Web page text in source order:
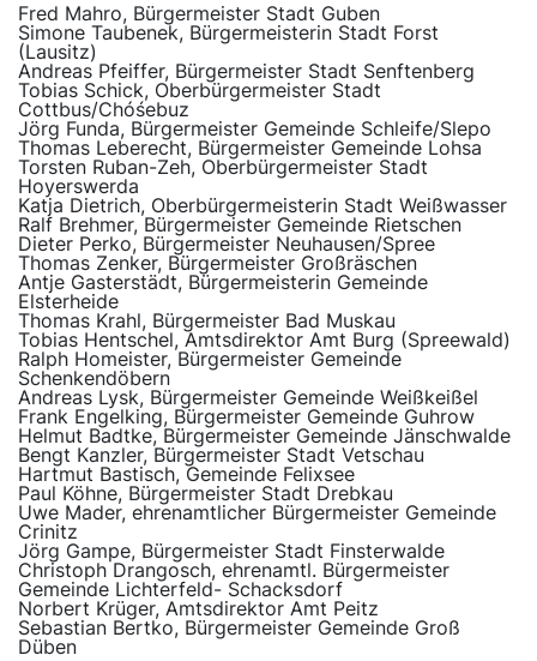
Fred Mahro, Bürgermeister Stadt Guben
Simone Taubenek, Bürgermeisterin Stadt Forst
(Lausitz)
Andreas Pfeiffer, Bürgermeister Stadt Senftenberg
Tobias Schick, Oberbürgermeister Stadt
Cottbus/Chóśebuz
Jörg Funda, Bürgermeister Gemeinde Schleife/Slepo
Thomas Leberecht, Bürgermeister Gemeinde Lohsa
Torsten Ruban-Zeh, Oberbürgermeister Stadt
Hoyerswerda
Katja Dietrich, Oberbürgermeisterin Stadt Weißwasser
Ralf Brehmer, Bürgermeister Gemeinde Rietschen
Dieter Perko, Bürgermeister Neuhausen/Spree
Thomas Zenker, Bürgermeister Großräschen
Antje Gasterstädt, Bürgermeisterin Gemeinde
Elsterheide
Thomas Krahl, Bürgermeister Bad Muskau
Tobias Hentschel, Amtsdirektor Amt Burg (Spreewald)
Ralph Homeister, Bürgermeister Gemeinde
Schenkendöbern
Andreas Lysk, Bürgermeister Gemeinde Weißkeißel
Frank Engelking, Bürgermeister Gemeinde Guhrow
Helmut Badtke, Bürgermeister Gemeinde Jänschwalde
Bengt Kanzler, Bürgermeister Stadt Vetschau
Hartmut Bastisch, Gemeinde Felixsee
Paul Köhne, Bürgermeister Stadt Drebkau
Uwe Mader, ehrenamtlicher Bürgermeister Gemeinde
Crinitz
Jörg Gampe, Bürgermeister Stadt Finsterwalde
Christoph Drangosch, ehrenamtl. Bürgermeister
Gemeinde Lichterfeld- Schacksdorf
Norbert Krüger, Amtsdirektor Amt Peitz
Sebastian Bertko, Bürgermeister Gemeinde Groß
Düben